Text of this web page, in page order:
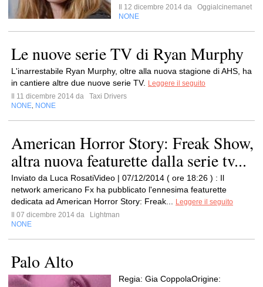
Il 12 dicembre 2014 da
Oggialcinemanet
NONE
Le nuove serie TV di Ryan Murphy
L'inarrestabile Ryan Murphy, oltre alla nuova stagione di AHS, ha
in cantiere altre due nuove serie TV. Leggere il seguito
Il 11 dicembre 2014 da
Taxi Drivers
NONE NONE
American Horror Story: Freak Show,
altra nuova featurette dalla serie tv...
Inviato da Luca RosatiVideo | 07/12/2014 ( ore 18:26 ) : Il
network americano Fx ha pubblicato l'ennesima featurette
dedicata ad American Horror Story: Freak...
Leggere il seguito
Il 07 dicembre 2014 da
Lightman
NONE
Palo Alto
Regia: Gia CoppolaOrigine: